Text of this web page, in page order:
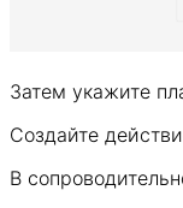
Затем укажите
Создайте
В